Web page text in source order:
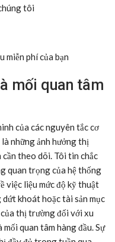
tôi
miễn phí của bạn
mối quan tâm
của các nguyên tắc cơ
những ảnh hưởng thị
theo dõi. Tôi tin chắc
quan trọng của hệ thống
việc liệu mức độ kỹ thuật
khoát hoặc tài sản mục
thị trường đối với xu
quan tâm hàng đầu. Sự